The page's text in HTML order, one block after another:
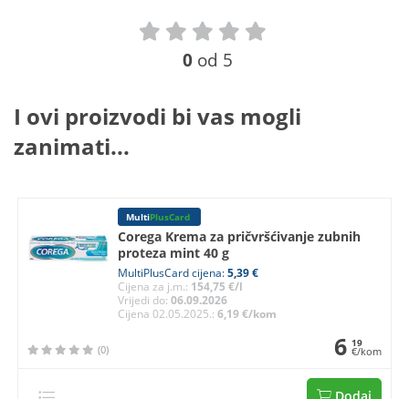
0 od 5
I ovi proizvodi bi vas mogli
zanimati...
MultiPlusCard
Corega Krema za pričvršćivanje zubnih
proteza mint 40 g
MultiPlusCard cijena:5,39 €
Cijena za j.m.: 154,75 €/l
Vrijedi do: 06.09.2026
Cijena 02.05.2025.: 6,19 €/kom
(0) 6 19
€/kom